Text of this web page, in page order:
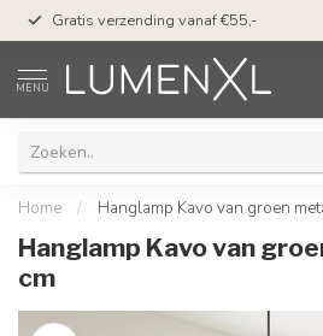
Gratis verzending vanaf €55,-
MENU
Home / Hanglamp Kavo van groen
Hanglamp Kavo van
cm